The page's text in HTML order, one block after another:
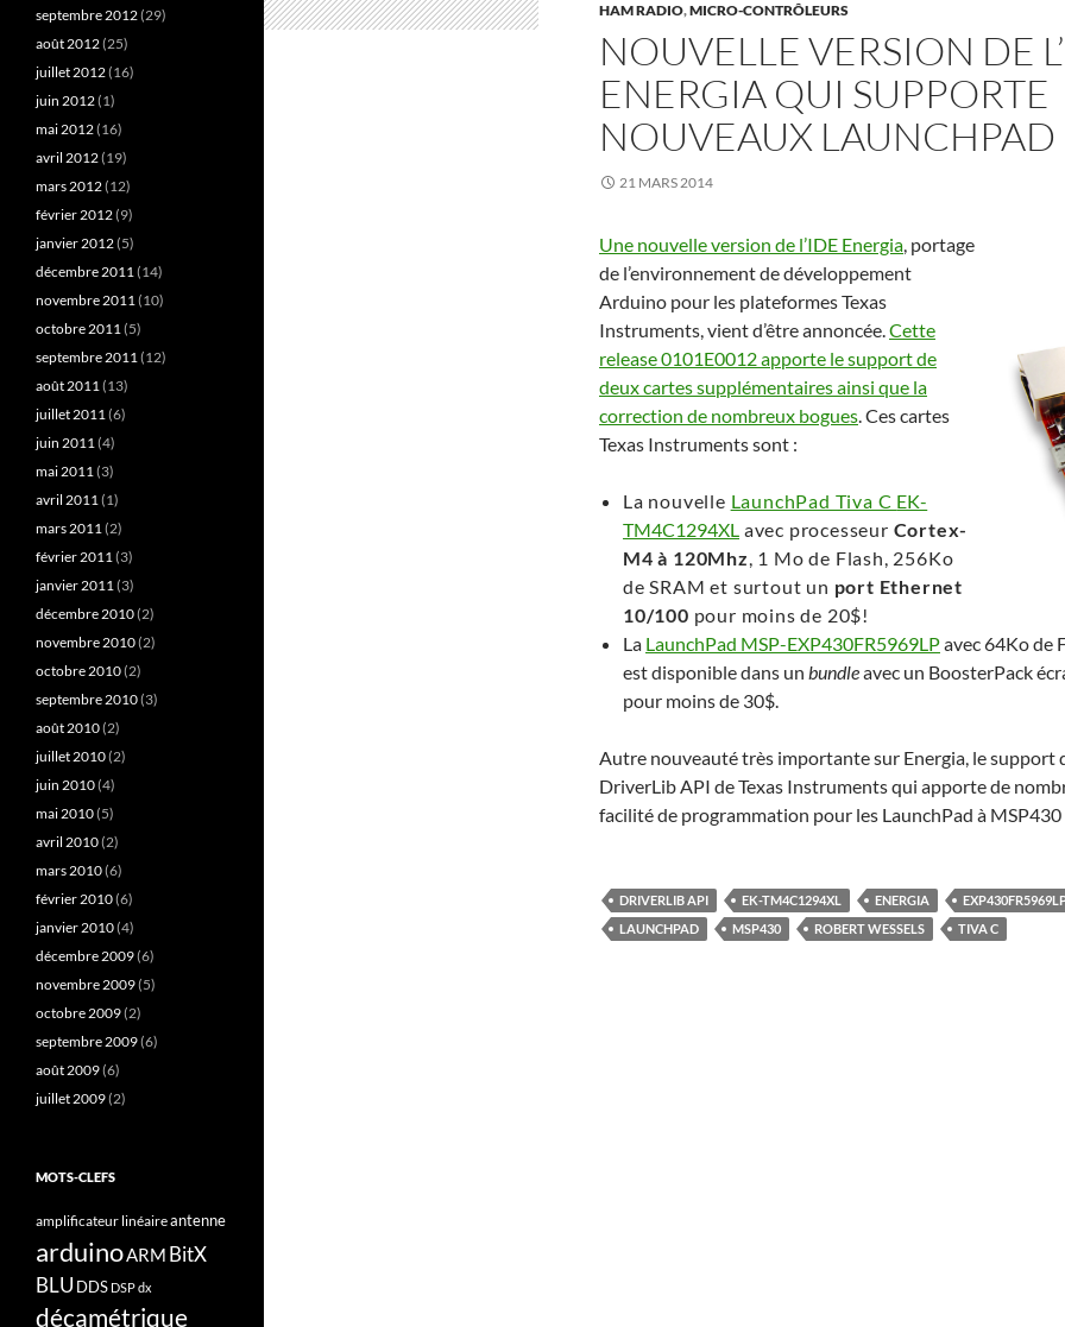
HAM RADIO,MICRO-CONTRÔLEURS
NOUVELLE VERSION DE
ENERGIA QUI SUPPORTE
NOUVEAUX LAUNCHPAD
21 MARS 2014
Une nouvelle version de l’IDE Energia, portage
de l’environnement de développement
Arduino pour les plateformes Texas
Instruments, vient d’être annoncée.Cette
release 0101E0012 apporte le support de
deux cartes supplémentaires ainsi que la
correction de nombreux bogues. Ces cartes
Texas Instruments sont :
La nouvelle LaunchPad Tiva C EK-
TM4C1294XL avec processeur Cortex-
M4 à 120Mhz, 1 Mo de Flash, 256Ko
de SRAM et surtout un port Ethernet
10/100 pour moins de 20$!
La LaunchPad MSP-EXP430FR5969LPavec 64Ko de
est disponible dans un bundleavec un BoosterPack
pour moins de 30$.
Autre nouveauté très importante sur Energia, le support
DriverLib API de Texas Instruments qui apporte de
facilité de programmation pour les LaunchPad à MSP430
DRIVERLIB API EK-TM4C1294XL ENERGIA
LAUNCHPAD
MSP430 ROBERT WESSELS TIVA C
septembre 2012(29)
août 2012(25)
juillet 2012(16)
juin 2012(1)
mai 2012(16)
avril 2012(19)
mars 2012(12)
février 2012(9)
janvier 2012(5)
décembre 2011(14)
novembre 2011(10)
octobre 2011(5)
septembre 2011(12)
août 2011(13)
juillet 2011(6)
juin 2011(4)
mai 2011(3)
avril 2011(1)
mars 2011(2)
février 2011(3)
janvier 2011(3)
décembre 2010(2)
novembre 2010(2)
octobre 2010(2)
septembre 2010(3)
août 2010(2)
juillet 2010(2)
juin 2010(4)
mai 2010(5)
avril 2010(2)
mars 2010(6)
février 2010(6)
janvier 2010(4)
décembre 2009(6)
novembre 2009(5)
octobre 2009(2)
septembre 2009(6)
août 2009(6)
juillet 2009(2)
MOTS-CLEFS
amplificateur linéaireantenne
arduinoARM BitX
BLU DDS DSPdx
décamétrique